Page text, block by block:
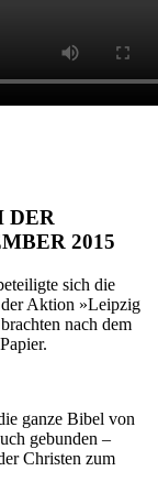
DER
2015
sich die
Aktion »Leipzig
nach dem
ganze Bibel von
gebunden –
Christen zum